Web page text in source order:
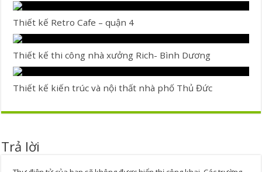
Thiết kế Retro Cafe – quận 4
Thiết kế thi công nhà xưởng Rich- Bình Dương
Thiết kế kiến trúc và nội thất nhà phố Thủ Đức
Trả lời